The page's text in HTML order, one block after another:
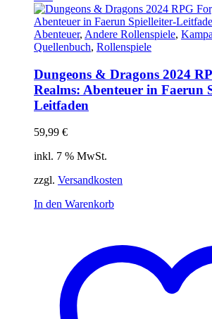
Abenteuer, Andere Rollenspiele,
Quellenbuch, Rollenspiele
Dungeons & Dragons 2024
Realms: Abenteuer in Faerun
Leitfaden
59,99 €
inkl. 7 % MwSt.
zzgl. Versandkosten
In den Warenkorb